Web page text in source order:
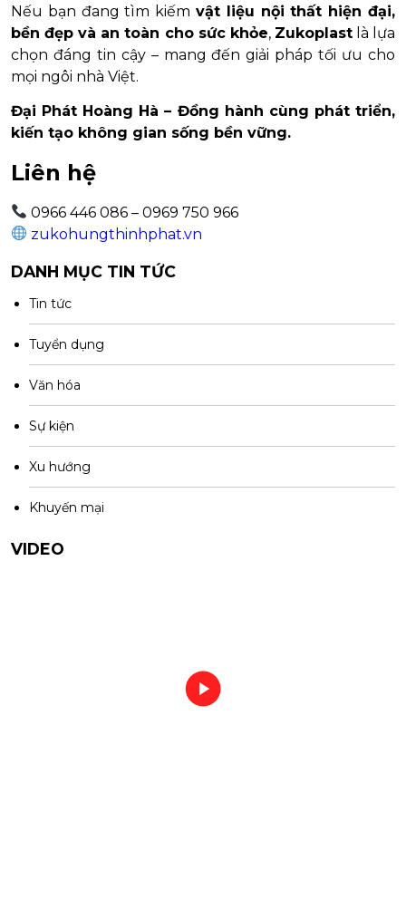
Nếu bạn đang tìm kiếm vật liệu nội thất hiện đại,
bền đẹp và an toàn cho sức khỏe, Zukoplastlà lựa
chọn đáng tin cậy – mang đến giải pháp tối ưu cho
mọi ngôi nhà Việt.
Đại Phát Hoàng Hà – Đồng hành cùng phát triển,
kiến tạo không gian sống bền vững.
Liên hệ
0966 446 086 – 0969 750 966
zukohungthinhphat.vn
DANH MỤC TIN TỨC
Tin tức
Tuyển dụng
Văn hóa
Sự kiện
Xu hướng
Khuyến mại
VIDEO